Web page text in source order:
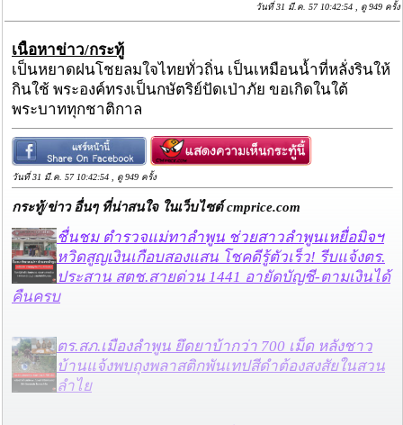
วันที่ 31 มี.ค. 57 10:42:54 , ดู 949 ครั้ง
เนื้อหาข่าว/กระทู้
เป็นหยาดฝนโชยลมใจไทยทั่วถิ่น เป็นเหมือนน้ำที่หลั่งรินให้
กินใช้ พระองค์ทรงเป็นกษัตริย์ปัดเป่าภัย ขอเกิดในใต้
พระบาททุกชาติกาล
วันที่ 31 มี.ค. 57 10:42:54 , ดู 949 ครั้ง
กระทู้/ข่าว อื่นๆ ที่น่าสนใจ ในเว็บไซต์ cmprice.com
ชื่นชม ตำรวจแม่ทาลำพูน ช่วยสาวลำพูนเหยื่อมิจฯ
หวิดสูญเงินเกือบสองแสน โชคดีรู้ตัวเร็ว! รีบแจ้งตร.
ประสาน สตช.สายด่วน 1441 อายัดบัญชี-ตามเงินได้
คืนครบ
ตร.สภ.เมืองลำพูน ยึดยาบ้ากว่า 700 เม็ด หลังชาว
บ้านแจ้งพบถุงพลาสติกพันเทปสีดำต้องสงสัยในสวน
ลำไย